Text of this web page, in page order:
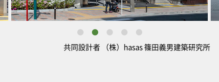
共同設計者 （株）hasas 篠田義男建築研究所